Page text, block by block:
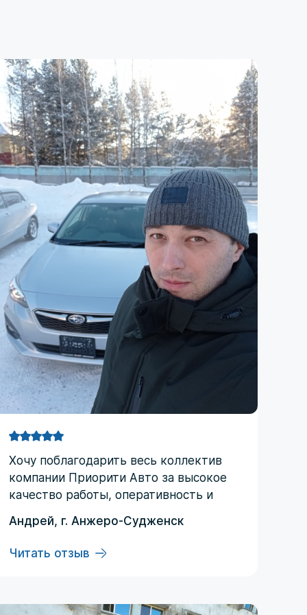
Хочу поблагодарить весь коллектив
компании Приорити Авто за высокое
качество работы, оперативность и
поддержку. С момента заключения
договора и до получения автомобиля
Андрей, г. Анжеро-Судженск
Читать отзыв